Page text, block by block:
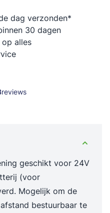
dag verzonden*
30 dagen
alles
reviews
geschikt voor 24V
(voor
Mogelijk om de
bestuurbaar te